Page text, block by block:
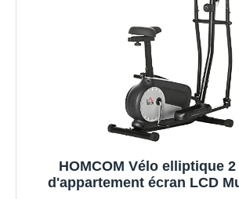
HOMCOM Vélo elliptique
d'appartement écran LCD